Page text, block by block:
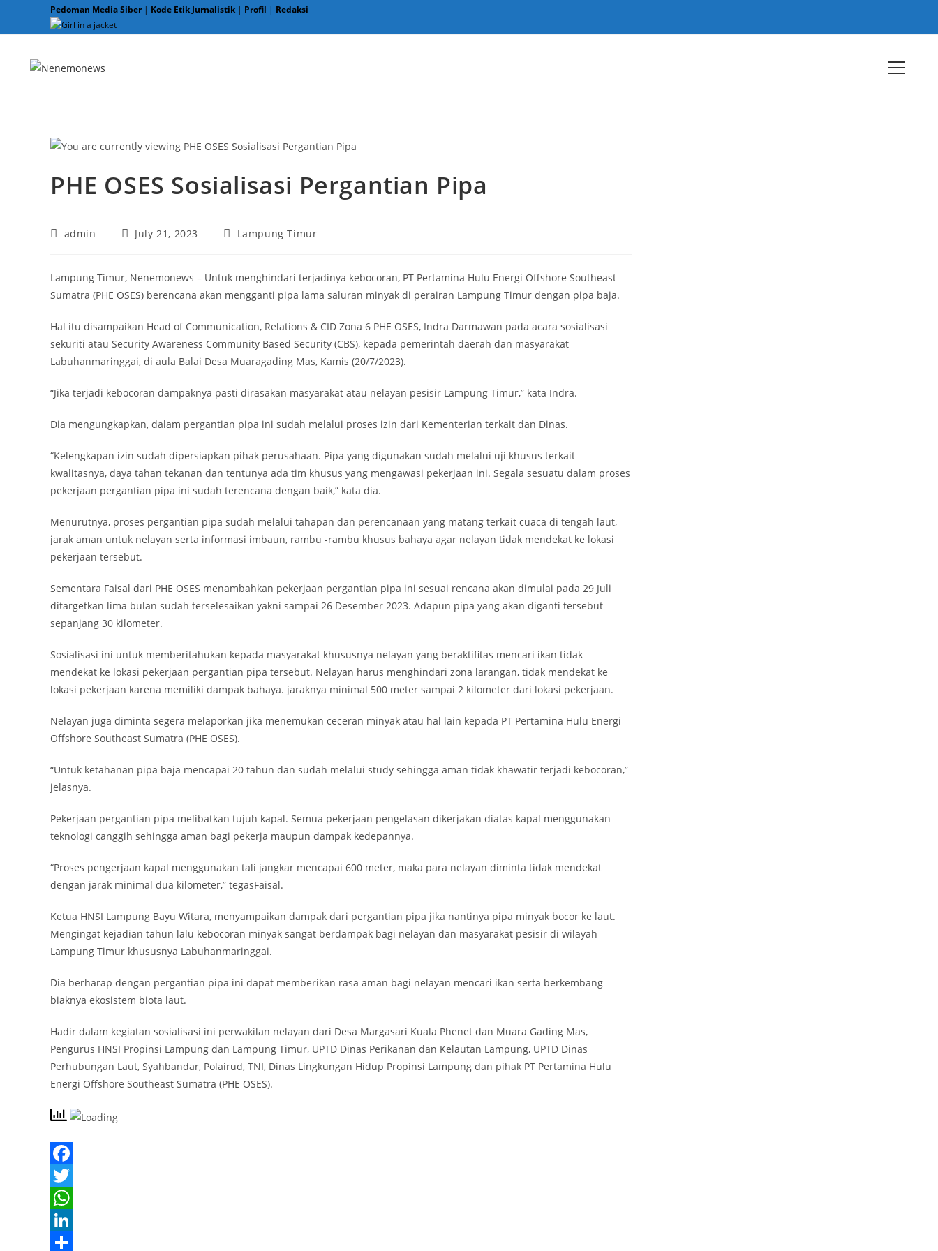
Pedoman Media Siber| Kode Etik Jurnalistik | Profil | Redaksi
View
Menu
PHE OSES Sosialisasi Pergantian Pipa
Postadmin
PostJuly 21, 2023
PostLampung Timur
Lampung Timur, Nenemonews – Untuk menghindari terjadinya kebocoran, PT Pertamina Hulu Energi Offshore Southeast
Sumatra (PHE OSES) berencana akan mengganti pipa lama saluran minyak di perairan Lampung Timur dengan pipa baja.
Hal itu disampaikan Head of Communication, Relations & CID Zona 6 PHE OSES, Indra Darmawan pada acara sosialisasi
sekuriti atau Security Awareness Community Based Security (CBS), kepada pemerintah daerah dan masyarakat
Labuhanmaringgai, di aula Balai Desa Muaragading Mas, Kamis (20/7/2023).
“Jika terjadi kebocoran dampaknya pasti dirasakan masyarakat atau nelayan pesisir Lampung Timur,” kata Indra.
Dia mengungkapkan, dalam pergantian pipa ini sudah melalui proses izin dari Kementerian terkait dan Dinas.
“Kelengkapan izin sudah dipersiapkan pihak perusahaan. Pipa yang digunakan sudah melalui uji khusus terkait
kwalitasnya, daya tahan tekanan dan tentunya ada tim khusus yang mengawasi pekerjaan ini. Segala sesuatu dalam proses
pekerjaan pergantian pipa ini sudah terencana dengan baik,” kata dia.
Menurutnya, proses pergantian pipa sudah melalui tahapan dan perencanaan yang matang terkait cuaca di tengah laut,
jarak aman untuk nelayan serta informasi imbaun, rambu -rambu khusus bahaya agar nelayan tidak mendekat ke lokasi
pekerjaan tersebut.
Sementara Faisal dari PHE OSES menambahkan pekerjaan pergantian pipa ini sesuai rencana akan dimulai pada 29 Juli
ditargetkan lima bulan sudah terselesaikan yakni sampai 26 Desember 2023. Adapun pipa yang akan diganti tersebut
sepanjang 30 kilometer.
Sosialisasi ini untuk memberitahukan kepada masyarakat khususnya nelayan yang beraktifitas mencari ikan tidak
mendekat ke lokasi pekerjaan pergantian pipa tersebut. Nelayan harus menghindari zona larangan, tidak mendekat ke
lokasi pekerjaan karena memiliki dampak bahaya. jaraknya minimal 500 meter sampai 2 kilometer dari lokasi pekerjaan.
Nelayan juga diminta segera melaporkan jika menemukan ceceran minyak atau hal lain kepada PT Pertamina Hulu Energi
Offshore Southeast Sumatra (PHE OSES).
“Untuk ketahanan pipa baja mencapai 20 tahun dan sudah melalui study sehingga aman tidak khawatir terjadi kebocoran,”
jelasnya.
Pekerjaan pergantian pipa melibatkan tujuh kapal. Semua pekerjaan pengelasan dikerjakan diatas kapal menggunakan
teknologi canggih sehingga aman bagi pekerja maupun dampak kedepannya.
“Proses pengerjaan kapal menggunakan tali jangkar mencapai 600 meter, maka para nelayan diminta tidak mendekat
dengan jarak minimal dua kilometer,” tegasFaisal.
Ketua HNSI Lampung Bayu Witara, menyampaikan dampak dari pergantian pipa jika nantinya pipa minyak bocor ke laut.
Mengingat kejadian tahun lalu kebocoran minyak sangat berdampak bagi nelayan dan masyarakat pesisir di wilayah
Lampung Timur khususnya Labuhanmaringgai.
Dia berharap dengan pergantian pipa ini dapat memberikan rasa aman bagi nelayan mencari ikan serta berkembang
biaknya ekosistem biota laut.
Hadir dalam kegiatan sosialisasi ini perwakilan nelayan dari Desa Margasari Kuala Phenet dan Muara Gading Mas,
Pengurus HNSI Propinsi Lampung dan Lampung Timur, UPTD Dinas Perikanan dan Kelautan Lampung, UPTD Dinas
Perhubungan Laut, Syahbandar, Polairud, TNI, Dinas Lingkungan Hidup Propinsi Lampung dan pihak PT Pertamina Hulu
Energi Offshore Southeast Sumatra (PHE OSES).
F
a
c
e
T
w
W
h